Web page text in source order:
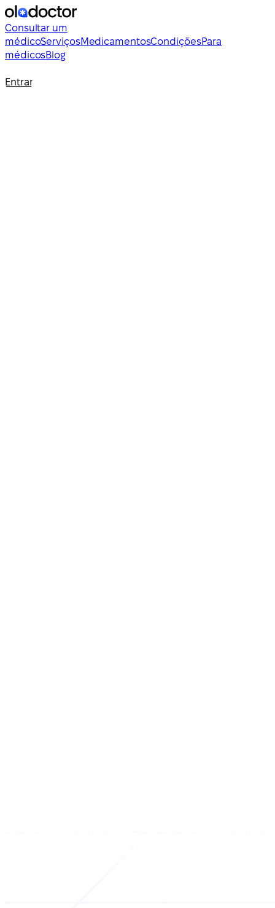
Consultar um
médicoServiçosMedicamentosCondiçõesPara
médicosBlog
Entrar